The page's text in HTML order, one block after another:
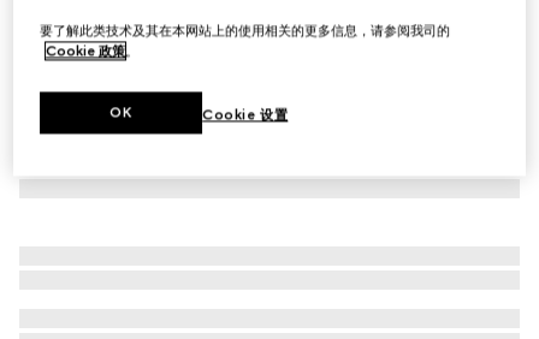
要了解此类技术及其在本网站上的使用相关的更多信息，请参阅我司的
Cookie 政策。
Cookie 设置
OK